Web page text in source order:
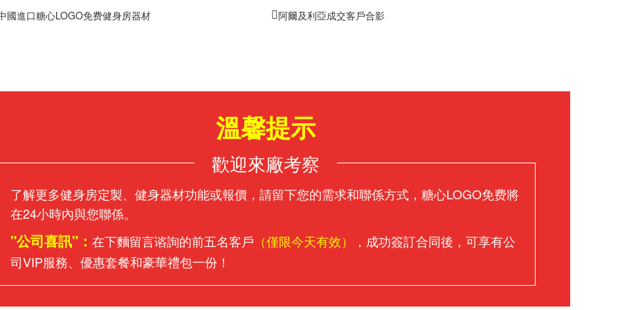
國進口糖心LOGO免费健身房器材 阿爾及利亞成交客戶合影
溫馨提示
歡迎來廠考察
了解更多健身房定製、健身器材功能或報價，請留下您的需求和聯係方式，糖心LOGO免费將
在24小時內與您聯係。
"公司喜訊"： 在下麵留言谘詢的前五名客戶 （僅限今天有效）
，成功簽訂合同後，可享有公
司VIP服務、優惠套餐和豪華禮包一份！